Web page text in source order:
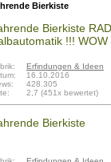
Bierkiste
Bierkiste
!!! WOW
Erfindungen & Ideen
16.10.2016
428.305
2,7 (451x bewertet)
Bierkiste